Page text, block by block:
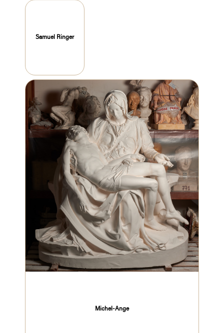
Samuel Ringer
Michel-Ange